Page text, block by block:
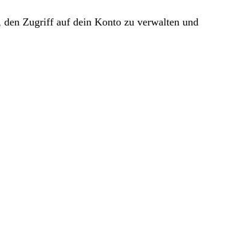
den Zugriff auf dein Konto zu verwalten und